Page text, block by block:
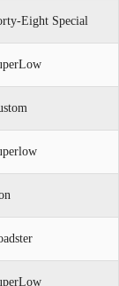
Eight Special